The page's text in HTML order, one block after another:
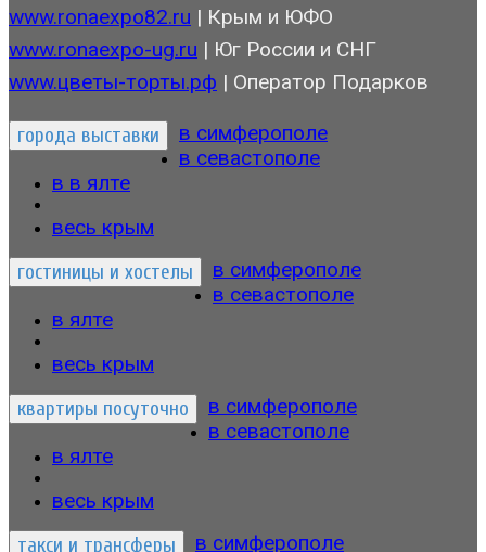
больше выбор на САЙТЕ..
www.ronaexpo82.ru | Крым и ЮФО
www.ronaexpo-ug.ru | Юг России и СНГ
www.цветы-торты.рф | Оператор Подарков
города выставки
в симферополе
в севастополе
в в ялте
весь крым
гостиницы и хостелы
в симферополе
в севастополе
в ялте
весь крым
квартиры посуточно
в симферополе
в севастополе
в ялте
весь крым
такси и трансферы
в симферополе